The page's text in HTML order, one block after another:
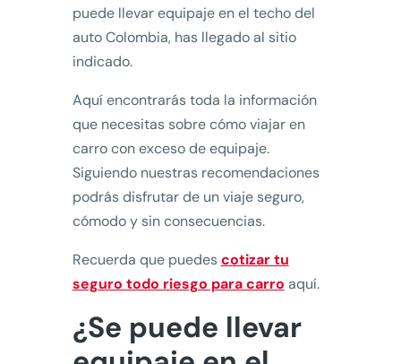
puede llevar equipaje en el techo del
auto Colombia, has llegado al sitio
indicado.
Aquí encontrarás toda la información
que necesitas sobre cómo viajar en
carro con exceso de equipaje.
Siguiendo nuestras recomendaciones
podrás disfrutar de un viaje seguro,
cómodo y sin consecuencias.
Recuerda que puedescotizar tu
seguro todo riesgo para carro aquí.
¿Se puede llevar